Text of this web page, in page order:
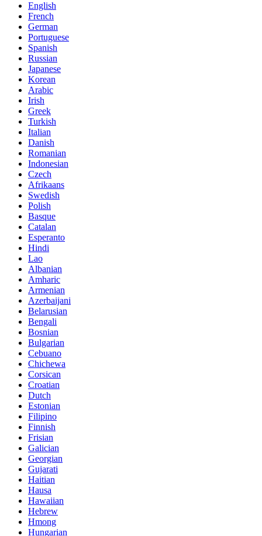
English
French
German
Portuguese
Spanish
Russian
Japanese
Korean
Arabic
Irish
Greek
Turkish
Italian
Danish
Romanian
Indonesian
Czech
Afrikaans
Swedish
Polish
Basque
Catalan
Esperanto
Hindi
Lao
Albanian
Amharic
Armenian
Azerbaijani
Belarusian
Bengali
Bosnian
Bulgarian
Cebuano
Chichewa
Corsican
Croatian
Dutch
Estonian
Filipino
Finnish
Frisian
Galician
Georgian
Gujarati
Haitian
Hausa
Hawaiian
Hebrew
Hmong
Hungarian